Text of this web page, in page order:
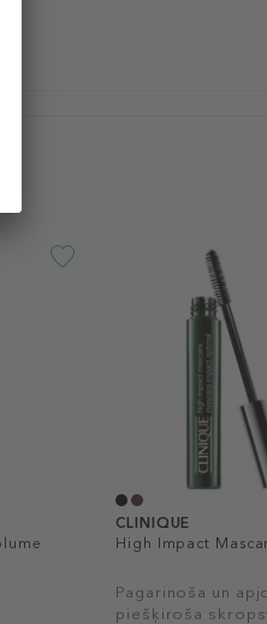
CLINIQUE
High Impact
Pagarinoša un
piešķiroša